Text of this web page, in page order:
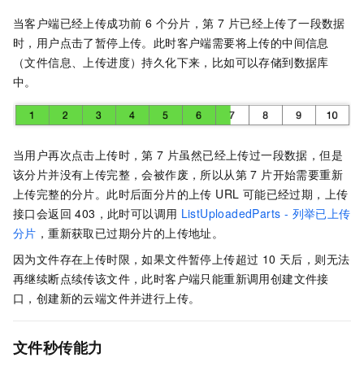
当客户端已经上传成功前 6 个分片，第 7 片已经上传了一段数据
时，用户点击了暂停上传。此时客户端需要将上传的中间信息
（文件信息、上传进度）持久化下来，比如可以存储到数据库
中。
当用户再次点击上传时，第 7 片虽然已经上传过一段数据，但是
该分片并没有上传完整，会被作废，所以从第 7 片开始需要重新
上传完整的分片。此时后面分片的上传 URL 可能已经过期，上传
接口会返回 403，此时可以调用 ListUploadedParts - 列举已上传
分片 ，重新获取已过期分片的上传地址。
因为文件存在上传时限，如果文件暂停上传超过 10 天后，则无法
再继续断点续传该文件，此时客户端只能重新调用创建文件接
口，创建新的云端文件并进行上传。
文件秒传能力